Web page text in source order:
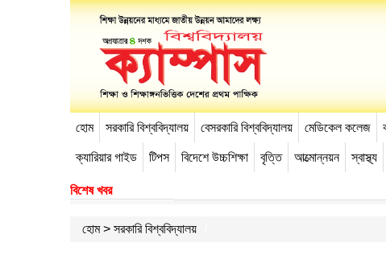
হোম সরকারি বিশ্ববিদ্যালয় বেসরকারি বিশ্ববিদ্যালয় মেডিকেল কলেজ
ক্যারিয়ার গাইড টিপস বিদেশে উচ্চশিক্ষা বৃত্তি আত্মোন্নয়ন স্বাস্থ্য
-->
বিশেষ খবর
হোম> সরকারি বিশ্ববিদ্যালয়